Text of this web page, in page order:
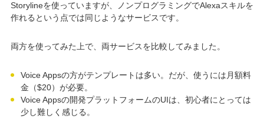
Storylineを使っていますが、ノンプログラミングでAlexaスキルを
作れるという点では同じようなサービスです。
両方を使ってみた上で、両サービスを比較してみました。
Voice Appsの方がテンプレートは多い。だが、使うには月額料
金（$20）が必要。
Voice Appsの開発プラットフォームのUIは、初心者にとっては
少し難しく感じる。